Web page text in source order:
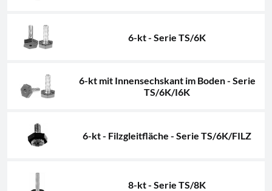
6-kt - Serie TS/6K
6-kt mit Innensechskant im Boden - Serie
TS/6K/I6K
6-kt - Filzgleitfläche - Serie TS/6K/FILZ
8-kt - Serie TS/8K